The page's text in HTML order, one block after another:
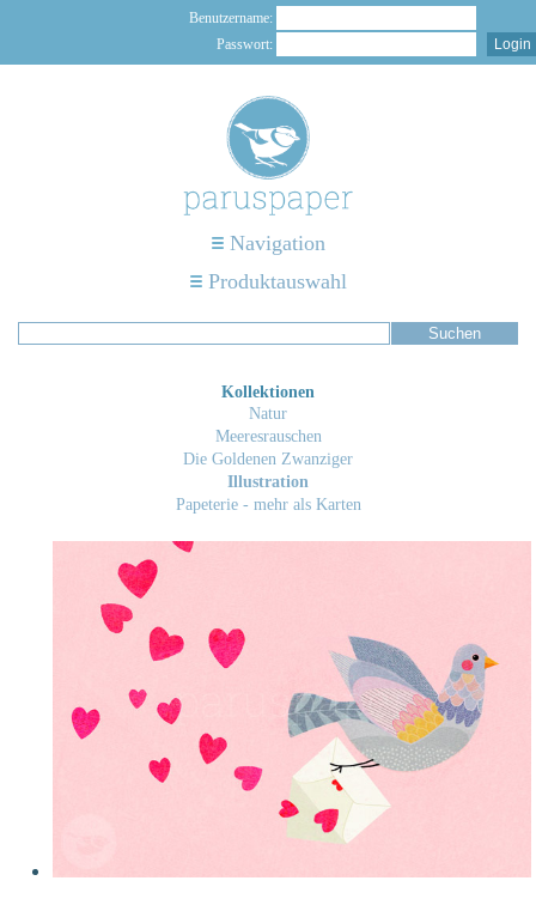
Benutzername:
Passwort:
Navigation
Produktauswahl
Kollektionen
Natur
Meeresrauschen
Die Goldenen Zwanziger
Illustration
Papeterie - mehr als Karten